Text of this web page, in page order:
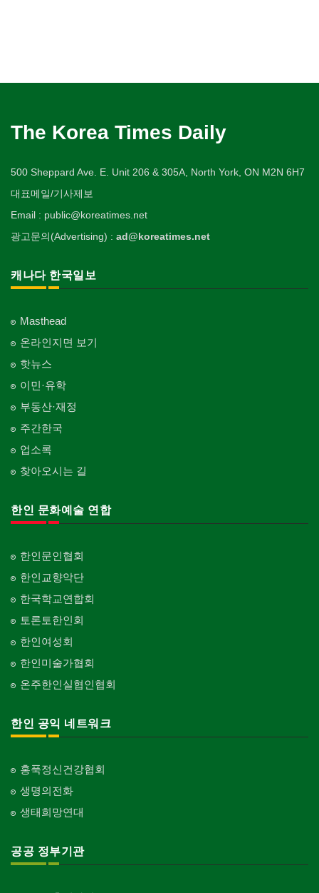
The Korea Times Daily
500 Sheppard Ave. E. Unit 206 & 305A, North York, ON M2N 6H7
대표메일/기사제보
Email : public@koreatimes.net
광고문의(Advertising) : ad@koreatimes.net
캐나다 한국일보
Masthead
온라인지면 보기
핫뉴스
이민·유학
부동산·재정
주간한국
업소록
찾아오시는 길
한인 문화예술 연합
한인문인협회
한인교향악단
한국학교연합회
토론토한인회
한인여성회
한인미술가협회
온주한인실협인협회
한인 공익 네트워크
홍푹정신건강협회
생명의전화
생태희망연대
공공 정부기관